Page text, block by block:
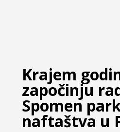
Krajem
započinju
Spomen
naftaštva u